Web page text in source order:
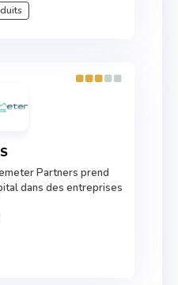
Partners prend
dans des entreprises